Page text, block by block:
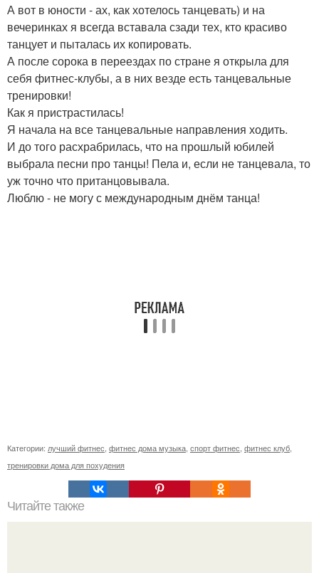
А вот в юности - ах, как хотелось танцевать) и на
вечеринках я всегда вставала сзади тех, кто красиво
танцует и пыталась их копировать.
А после сорока в переездах по стране я открыла для
себя фитнес-клубы, а в них везде есть танцевальные
тренировки!
Как я пристрастилась!
Я начала на все танцевальные направления ходить.
И до того расхрабрилась, что на прошлый юбилей
выбрала песни про танцы! Пела и, если не танцевала, то
уж точно что пританцовывала.
Люблю - не могу с международным днём танца!
Категории: лучший фитнес фитнес дома музыка спорт фитнес фитнес клуб
тренировки дома для похудения
Читайте также